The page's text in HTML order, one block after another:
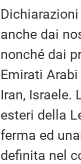
anche dai
nonché dai
Emirati
Iran,
esteri della
ferma ed
definita nel